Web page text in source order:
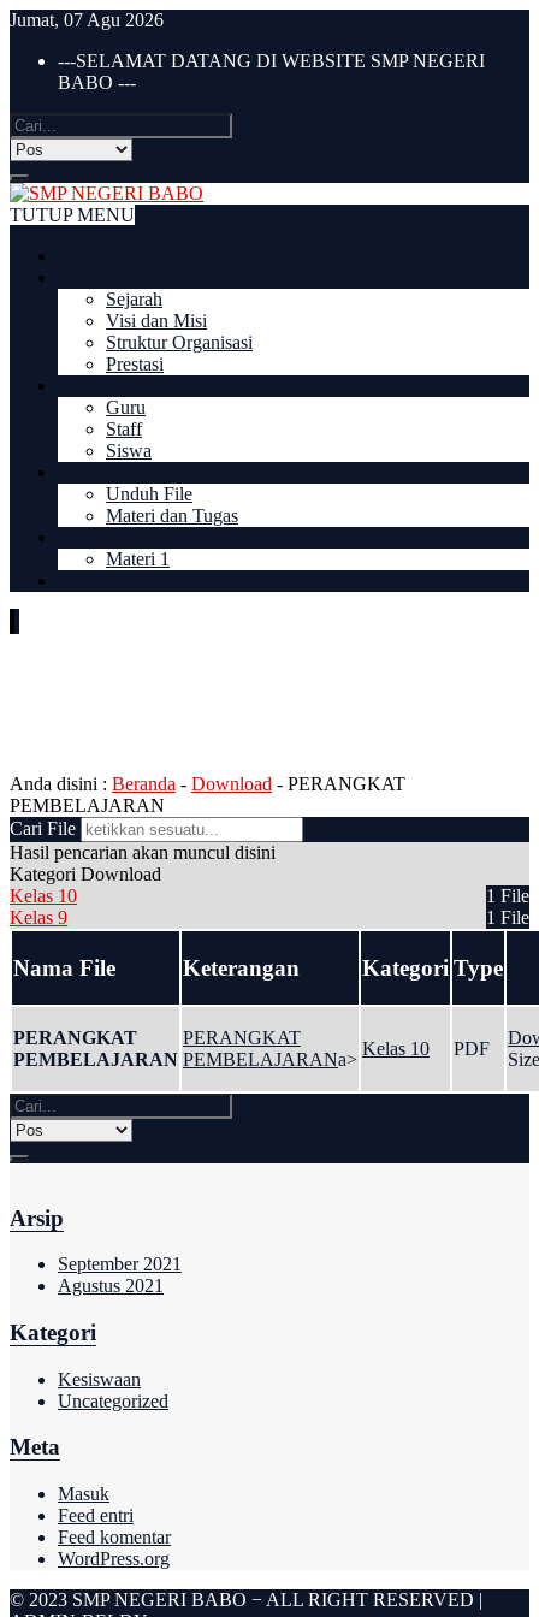
Jumat, 07 Agu 2026
---SELAMAT DATANG DI WEBSITE SMP NEGERI
BABO ---
TUTUP MENU
Sejarah
Visi dan Misi
Struktur Organisasi
Prestasi
Guru
Staff
Siswa
Unduh File
Materi dan Tugas
Materi 1
Anda disini : Beranda - Download - PERANGKAT
PEMBELAJARAN
Cari File
Hasil pencarian akan muncul disini
Kategori Download
Kelas 10
1 File
Kelas 9
1 File
Nama File Keterangan Kategori Type
PERANGKAT
PEMBELAJARAN
PERANGKAT
PEMBELAJARANa>
Kelas 10 PDF
Arsip
September 2021
Agustus 2021
Kategori
Kesiswaan
Uncategorized
Meta
Masuk
Feed entri
Feed komentar
WordPress.org
© 2023 SMP NEGERI BABO − ALL RIGHT RESERVED |